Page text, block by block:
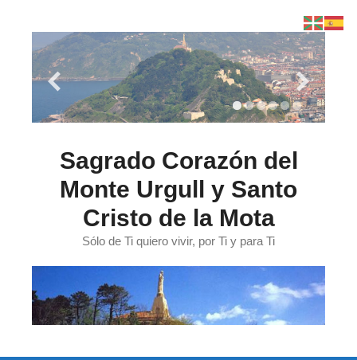
contenido
Sagrado Corazón del
Monte Urgull y Santo
Cristo de la Mota
Sólo de Ti quiero vivir, por Ti y para Ti